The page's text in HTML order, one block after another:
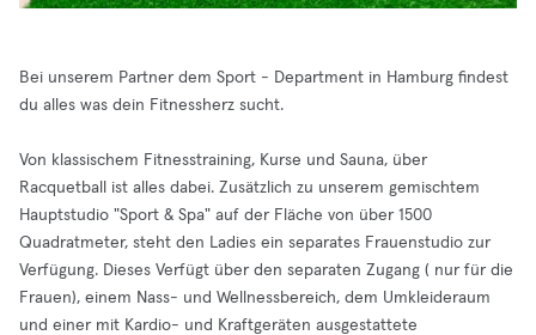
Bei unserem Partner dem Sport - Department in Hamburg findest
du alles was dein Fitnessherz sucht.
Von klassischem Fitnesstraining, Kurse und Sauna, über
Racquetball ist alles dabei. Zusätzlich zu unserem gemischtem
Hauptstudio "Sport & Spa" auf der Fläche von über 1500
Quadratmeter, steht den Ladies ein separates Frauenstudio zur
Verfügung. Dieses Verfügt über den separaten Zugang ( nur für die
Frauen), einem Nass- und Wellnessbereich, dem Umkleideraum
und einer mit Kardio- und Kraftgeräten ausgestattete